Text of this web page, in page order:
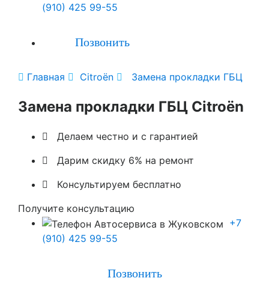
(910) 425 99-55
Позвонить
 Главная  Citroën  Замена прокладки ГБЦ
Замена прокладки ГБЦ Citroën
 Делаем честно и с гарантией
 Дарим скидку 6% на ремонт
 Консультируем бесплатно
Получите консультацию
+7
(910) 425 99-55
Позвонить